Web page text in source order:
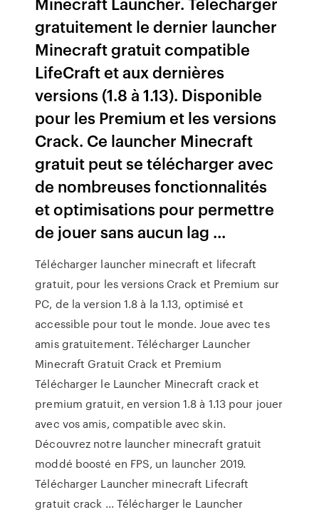
gratuitement le dernier launcher
Minecraft gratuit compatible
LifeCraft et aux dernières
versions (1.8 à 1.13). Disponible
pour les Premium et les versions
Crack. Ce launcher Minecraft
gratuit peut se télécharger avec
de nombreuses fonctionnalités
et optimisations pour permettre
de jouer sans aucun lag ...
Télécharger launcher minecraft et lifecraft
gratuit, pour les versions Crack et Premium sur
PC, de la version 1.8 à la 1.13, optimisé et
accessible pour tout le monde. Joue avec tes
amis gratuitement. Télécharger Launcher
Minecraft Gratuit Crack et Premium
Télécharger le Launcher Minecraft crack et
premium gratuit, en version 1.8 à 1.13 pour jouer
avec vos amis, compatible avec skin.
Découvrez notre launcher minecraft gratuit
moddé boosté en FPS, un launcher 2019.
Télécharger Launcher minecraft Lifecraft
gratuit crack ... Télécharger le Launcher